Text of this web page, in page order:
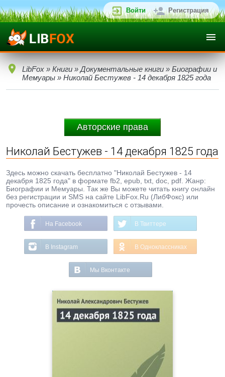
Войти Регистрация
LibFox » Книги » Документальные книги » Биографии и
Мемуары » Николай Бестужев - 14 декабря 1825 года
Авторские права
Николай Бестужев - 14 декабря 1825 года
Здесь можно скачать бесплатно "Николай Бестужев - 14
декабря 1825 года" в формате fb2, epub, txt, doc, pdf. Жанр:
Биографии и Мемуары. Так же Вы можете читать книгу онлайн
без регистрации и SMS на сайте LibFox.Ru (ЛибФокс) или
прочесть описание и ознакомиться с отзывами.
На Facebook В Твиттере
В Instagram В Одноклассниках
Мы Вконтакте